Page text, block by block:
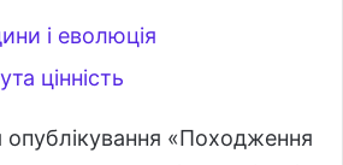
і еволюція
цінність
опублікування «Походження